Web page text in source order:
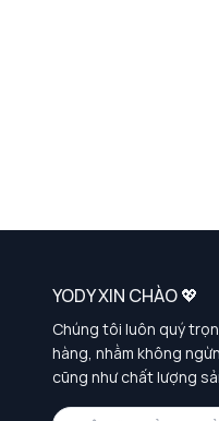
YODY XIN CHÀO 💖
Chúng tôi luôn quý
hàng, nhằm không
cũng như chất lượng